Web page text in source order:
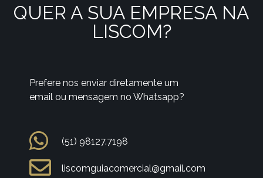
QUER A SUA EMPRESA NA
LISCOM?
Prefere nos enviar diretamente um
email ou mensagem no Whatsapp?
(51) 98127.7198
liscomguiacomercial@gmail.com